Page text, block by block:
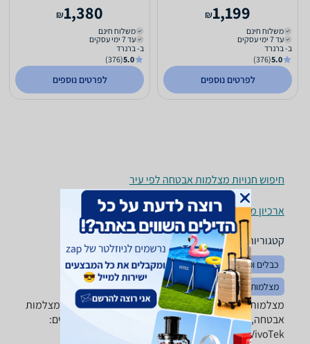
1,199
₪
משלוח חינם
עד 7 ימי עסקים
ב- ברנרד
5.0
(376)
לפרטים נוספים
1,380
₪
משלוח חינם
עד 7 ימי עסקים
ב- ברנרד
5.0
(376)
לפרטים נוספים
חיפוש חנויות מצלמות אבטחה לפי עיר
ארכיון מוצרים
קטגוריות משלימות
כבלים ומתאמים מערכות הקלטה DVR
כספות
מצלמות אקסטרים
מצלמות אבטחה - ‏Provision ‏מצלמת גוף מגוון ענק של מצלמות
אבטחה, מצלמות IP, מצלמות כיפה ועוד של טובי היצרנים:
Foscam, D-Link, VivoTek ועוד.